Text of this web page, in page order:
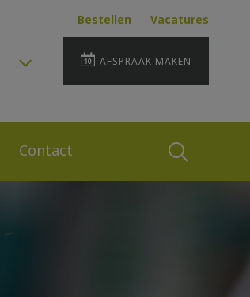
Bestellen Vacatures
AFSPRAAK MAKEN
Contact